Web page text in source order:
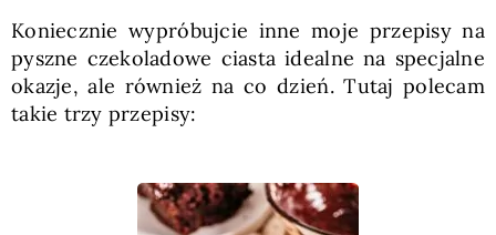
Koniecznie wypróbujcie inne moje przepisy na
pyszne czekoladowe ciasta idealne na specjalne
okazje, ale również na co dzień. Tutaj polecam
takie trzy przepisy: